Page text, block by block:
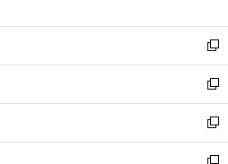
開
く
ウ
で
開
く
ン
ド
ウ
で
開
く
ウ
ィ
ン
ド
ウ
で
開
く
新
し
い
ウ
ィ
ン
新
し
い
ウ
新
し